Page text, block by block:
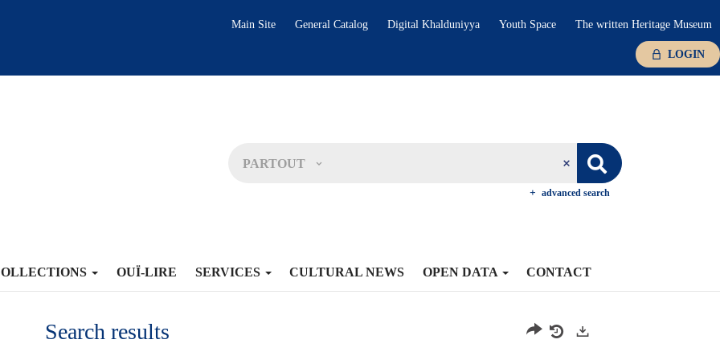
Main Site General Catalog Digital Khalduniyya Youth Space The written Heritage Museum
LOGIN
PARTOUT
advanced search
OUÏ-LIRE SERVICES CULTURAL NEWS OPEN DATA CONTACT
Search results